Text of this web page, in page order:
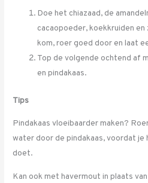
Doe het chiazaad, de
cacaopoeder, koekkruiden
kom, roer goed door en laat
Top de volgende ochtend af
en pindakaas.
Tips
Pindakaas vloeibaarder maken?
water door de pindakaas, voordat je
doet.
Kan ook met havermout in plaats